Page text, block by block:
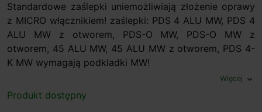
Standardowe zaślepki uniemożliwiają złożenie oprawy
z MICRO włącznikiem! zaślepki: PDS 4 ALU MW, PDS 4
ALU MW z otworem, PDS-O MW, PDS-O MW z
otworem, 45 ALU MW, 45 ALU MW z otworem, PDS 4-
K MW wymagają podkladki MW!
Więcej expand_more
Produkt dostępny